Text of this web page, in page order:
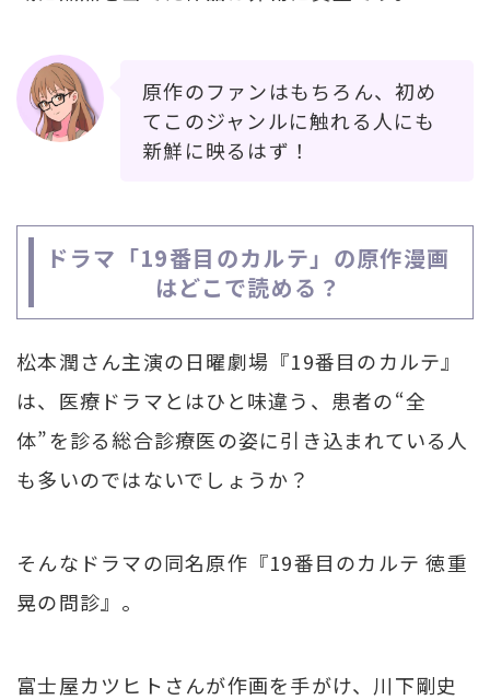
原作のファンはもちろん、初め
てこのジャンルに触れる人にも
新鮮に映るはず！
ドラマ「19番目のカルテ」の原作漫画
はどこで読める？
松本潤さん主演の日曜劇場『19番目のカルテ』
は、医療ドラマとはひと味違う、患者の“全
体”を診る総合診療医の姿に引き込まれている人
も多いのではないでしょうか？
そんなドラマの同名原作『19番目のカルテ 徳重
晃の問診』。
富士屋カツヒトさんが作画を手がけ、川下剛史